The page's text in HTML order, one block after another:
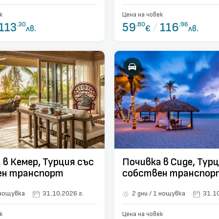
.30лв.
Цена на човек
59.80€ / 116.96лв.
Кемер, Турция със
транспорт
/ 1 нощувка 31.10.2026 г.
Почивка в Сиде,
собствен
2 дни / 1 нощувка
Цена на човек